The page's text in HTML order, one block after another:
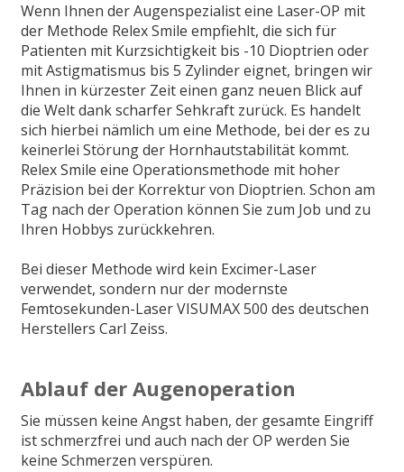
Wenn Ihnen der Augenspezialist eine Laser-OP mit
der Methode Relex Smile empfiehlt, die sich für
Patienten mit Kurzsichtigkeit bis -10 Dioptrien oder
mit Astigmatismus bis 5 Zylinder eignet, bringen wir
Ihnen in kürzester Zeit einen ganz neuen Blick auf
die Welt dank scharfer Sehkraft zurück. Es handelt
sich hierbei nämlich um eine Methode, bei der es zu
keinerlei Störung der Hornhautstabilität kommt.
Relex Smile eine Operationsmethode mit hoher
Präzision bei der Korrektur von Dioptrien. Schon am
Tag nach der Operation können Sie zum Job und zu
Ihren Hobbys zurückkehren.
Bei dieser Methode wird kein Excimer-Laser
verwendet, sondern nur der modernste
Femtosekunden-Laser VISUMAX 500 des deutschen
Herstellers Carl Zeiss.
Ablauf der Augenoperation
Sie müssen keine Angst haben, der gesamte Eingriff
ist schmerzfrei und auch nach der OP werden Sie
keine Schmerzen verspüren.